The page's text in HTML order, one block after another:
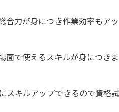
力が身につき作業効率もアッ
で使えるスキルが身につきま
キルアップできるので資格